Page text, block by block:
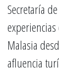
Secretaría
Malasia
afluencia